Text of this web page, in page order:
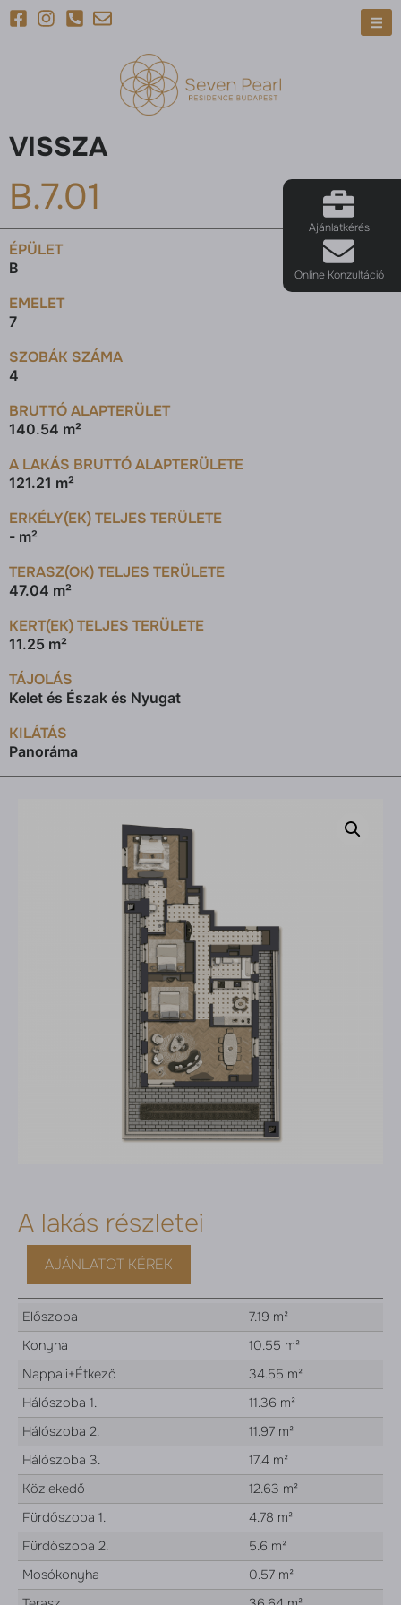
Ajánlatkérés
Online Konzultáció
VISSZA
B.7.01
ÉPÜLET
B
EMELET
7
SZOBÁK SZÁMA
4
BRUTTÓ ALAPTERÜLET
140.54 m²
A LAKÁS BRUTTÓ ALAPTERÜLETE
121.21 m²
ERKÉLY(EK) TELJES TERÜLETE
- m²
TERASZ(OK) TELJES TERÜLETE
47.04 m²
KERT(EK) TELJES TERÜLETE
11.25 m²
TÁJOLÁS
Kelet és Észak és Nyugat
KILÁTÁS
Panoráma
A lakás részletei
AJÁNLATOT KÉREK
Előszoba
7.19 m²
Konyha
10.55 m²
Nappali+Étkező
34.55 m²
Hálószoba 1.
11.36 m²
Hálószoba 2.
11.97 m²
Hálószoba 3.
17.4 m²
Közlekedő
12.63 m²
Fürdőszoba 1.
4.78 m²
Fürdőszoba 2.
5.6 m²
Mosókonyha
0.57 m²